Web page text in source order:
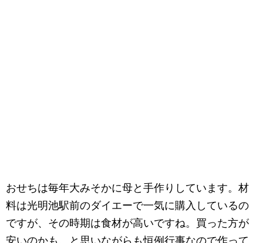
おせちは毎年大みそかに母と手作りしています。材
料は光明池駅前のダイエーで一気に購入しているの
ですが、その時期は食材が高いですね。買った方が
安いのかも、と思いながらも恒例行事なので作って